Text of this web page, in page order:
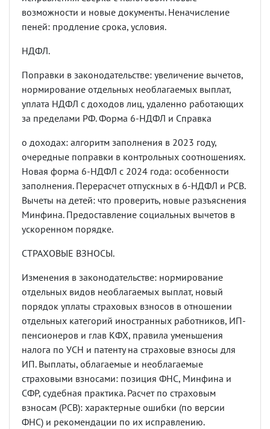
возможности и новые документы. Неначисление
пеней: продление срока, условия.
НДФЛ.
Поправки в законодательстве: увеличение вычетов,
нормирование отдельных необлагаемых выплат,
уплата НДФЛ с доходов лиц, удаленно работающих
за пределами РФ. Форма 6-НДФЛ и Справка
о доходах: алгоритм заполнения в 2023 году,
очередные поправки в контрольных соотношениях.
Новая форма 6-НДФЛ с 2024 года: особенности
заполнения. Перерасчет отпускных в 6-НДФЛ и РСВ.
Вычеты на детей: что проверить, новые разъяснения
Минфина. Предоставление социальных вычетов в
ускоренном порядке.
СТРАХОВЫЕ ВЗНОСЫ.
Изменения в законодательстве: нормирование
отдельных видов необлагаемых выплат, новый
порядок уплаты страховых взносов в отношении
отдельных категорий иностранных работников, ИП-
пенсионеров и глав КФХ, правила уменьшения
налога по УСН и патенту на страховые взносы для
ИП. Выплаты, облагаемые и необлагаемые
страховыми взносами: позиция ФНС, Минфина и
СФР, судебная практика. Расчет по страховым
взносам (РСВ): характерные ошибки (по версии
ФНС) и рекомендации по их исправлению.